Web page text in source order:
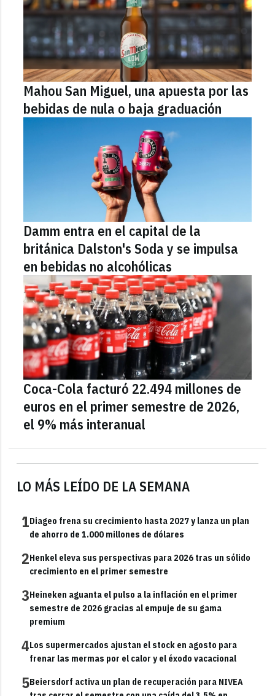
LO MÁS LEÍDO DE LA SEMANA
1Diageo frena su crecimiento hasta 2027 y lanza un plan
de ahorro de 1.000 millones de dólares
2Henkel eleva sus perspectivas para 2026 tras un sólido
crecimiento en el primer semestre
3Heineken aguanta el pulso a la inflación en el primer
semestre de 2026 gracias al empuje de su gama
premium
4Los supermercados ajustan el stock en agosto para
frenar las mermas por el calor y el éxodo vacacional
5Beiersdorf activa un plan de recuperación para NIVEA
Mahou San Miguel, una apuesta por las
bebidas de nula o baja graduación
Damm entra en el capital de la
británica Dalston's Soda y se impulsa
en bebidas no alcohólicas
Coca-Cola facturó 22.494 millones de
euros en el primer semestre de 2026,
el 9% más interanual